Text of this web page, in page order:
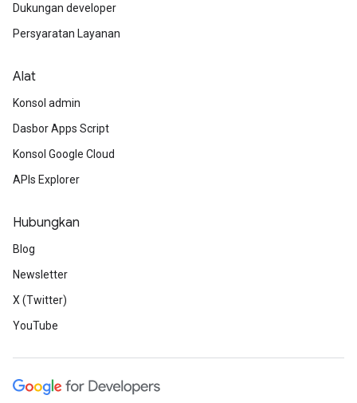
Dukungan developer
Persyaratan Layanan
Alat
Konsol admin
Dasbor Apps Script
Konsol Google Cloud
APIs Explorer
Hubungkan
Blog
Newsletter
X (Twitter)
YouTube